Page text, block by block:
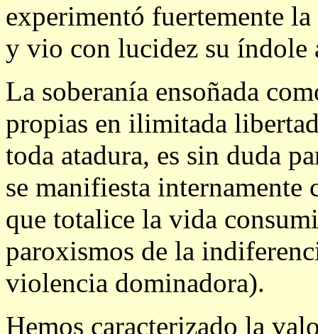
experimentó fuertemente
y vio con lucidez su índole
La soberanía ensoñada
propias en ilimitada
toda atadura, es sin duda
se manifiesta internamente
que totalice la vida
paroxismos de la
violencia dominadora).
Hemos caracterizado la